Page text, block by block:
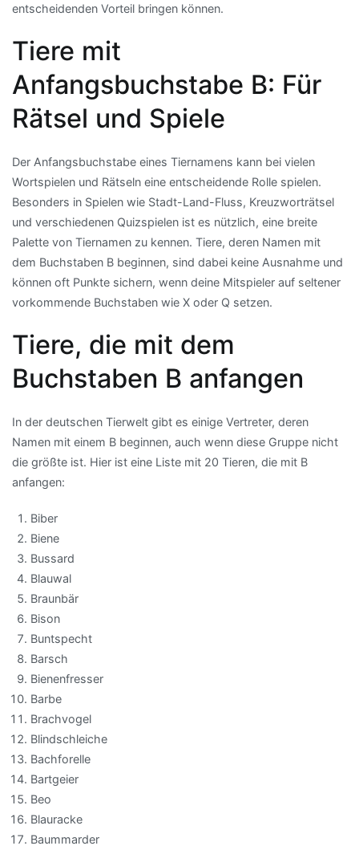
entscheidenden Vorteil bringen können.
Tiere mit
Anfangsbuchstabe B: Für
Rätsel und Spiele
Der Anfangsbuchstabe eines Tiernamens kann bei vielen
Wortspielen und Rätseln eine entscheidende Rolle spielen.
Besonders in Spielen wie Stadt-Land-Fluss, Kreuzworträtsel
und verschiedenen Quizspielen ist es nützlich, eine breite
Palette von Tiernamen zu kennen. Tiere, deren Namen mit
dem Buchstaben B beginnen, sind dabei keine Ausnahme und
können oft Punkte sichern, wenn deine Mitspieler auf seltener
vorkommende Buchstaben wie X oder Q setzen.
Tiere, die mit dem
Buchstaben B anfangen
In der deutschen Tierwelt gibt es einige Vertreter, deren
Namen mit einem B beginnen, auch wenn diese Gruppe nicht
die größte ist. Hier ist eine Liste mit 20 Tieren, die mit B
anfangen:
Biber
Biene
Bussard
Blauwal
Braunbär
Bison
Buntspecht
Barsch
Bienenfresser
Barbe
Brachvogel
Blindschleiche
Bachforelle
Bartgeier
Beo
Blauracke
Baummarder